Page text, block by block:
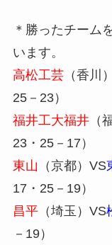
＊勝ったチーム
います。
高松工芸（香川
25－23）
福井工大福井（
23・25－17）
東山 （京都）VS
17・25－19）
昌平（埼玉）VS
－19）